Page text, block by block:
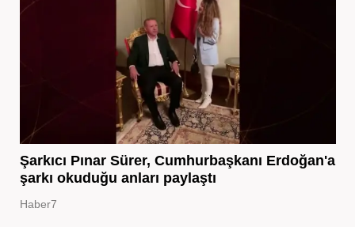
Şarkıcı Pınar Sürer, Cumhurbaşkanı Erdoğan'a
şarkı okuduğu anları paylaştı
Haber7